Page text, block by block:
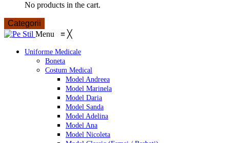
No products in the cart.
Categorii
Menu ≡ ╳
Uniforme Medicale
Boneta
Costum Medical
Model Andreea
Model Marinela
Model Daria
Model Sanda
Model Adelina
Model Ana
Model Nicoleta